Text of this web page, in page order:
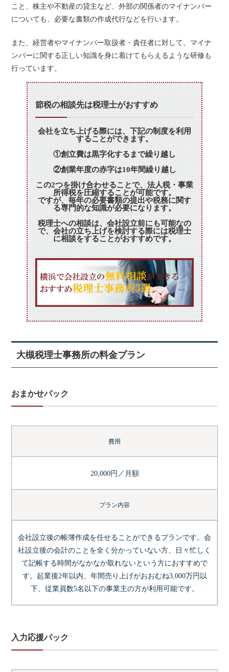
こと、株主や不動産の貸主など、外部の関係者のマイナンバー
についても、必要な書類の作成代行などを行います。
また、経営者やマイナンバー取扱者・責任者に対して、マイナ
ンバーに関する正しい知識を身に着けてもらえるような研修も
行っています。
節税の相談先は税理士がおすすめ
会社を立ち上げる際には、下記の制度を利用
することができます。
①創立費は黒字化するまで繰り越し
②創業年度の赤字は10年間繰り越し
この2つを掛け合わせることで、法人税・事業
所得税を圧縮することが可能です。
ですが、毎年の必要書類の提出や税務に関す
る専門的な知識が必要になります。
税理士への相談は、会社設立前にも可能なの
で、会社の立ち上げを検討する際には税理士
に相談をすることがおすすめです。
大槻税理士事務所の料金プラン
おまかせパック
費用
20,000円／月額
プラン内容
会社設立後の帳簿作成を任せることができるプランです。会
社設立後の会計のことを全く分かっていない方、日々忙しく
て記帳する時間がなかなか取れないという方におすすめで
す。起業後2年以内、年間売り上げがおおむね3,000万円以
下、従業員数5名以下の事業主の方が利用可能です。
入力応援パック